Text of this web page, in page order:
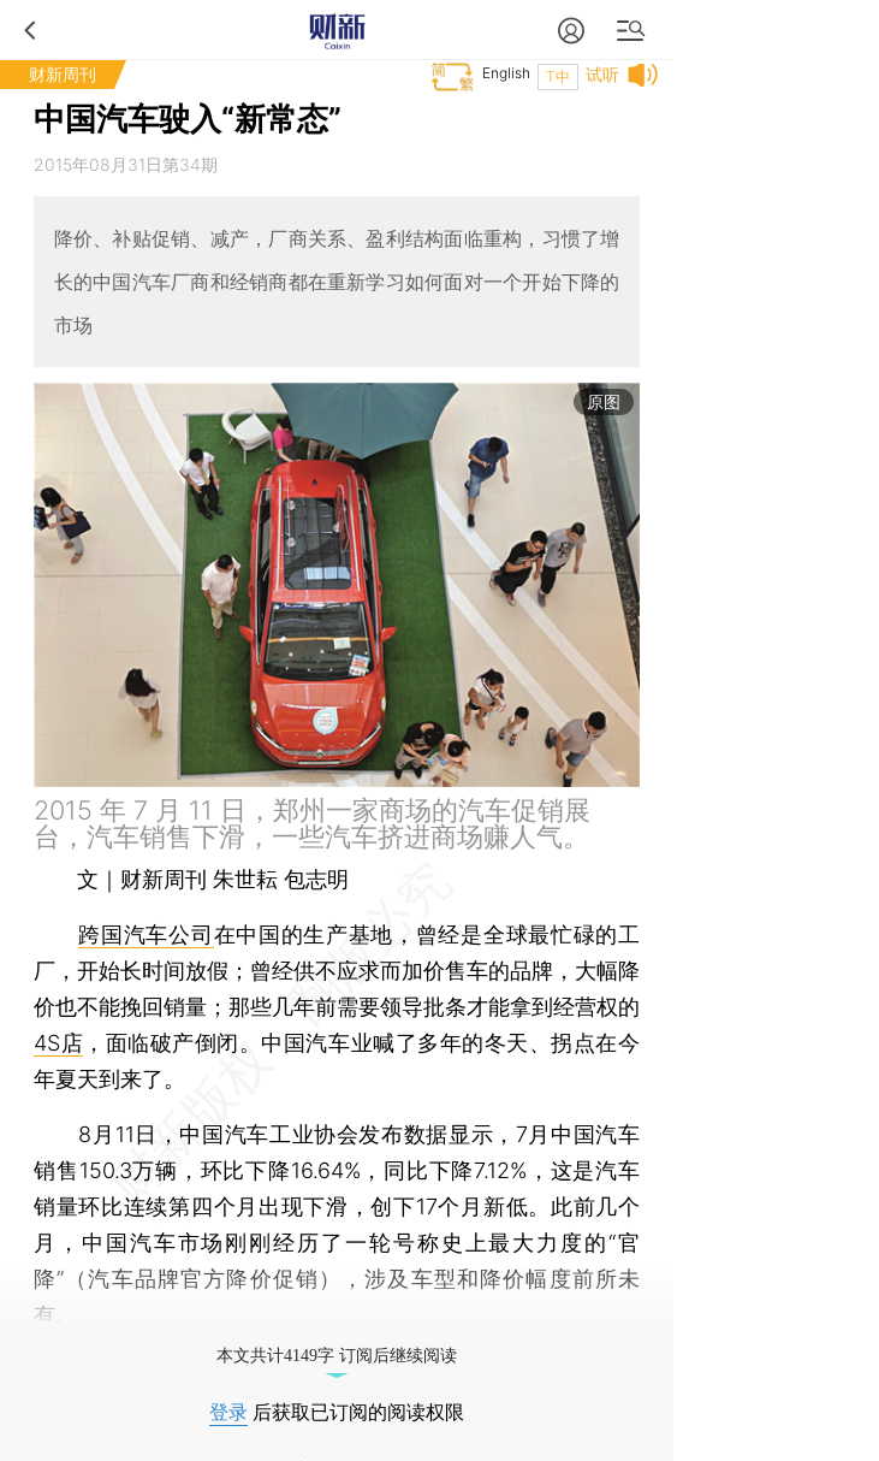
财新周刊 试听
T中
English
中国汽车驶入“新常态”
2015年08月31日第34期
降价、补贴促销、减产，厂商关系、盈利结构面临重构，习惯了增
长的中国汽车厂商和经销商都在重新学习如何面对一个开始下降的
市场
原图
2015 年 7 月 11 日，郑州一家商场的汽车促销展
台，汽车销售下滑，一些汽车挤进商场赚人气。
文｜财新周刊 朱世耘 包志明
跨国汽车公司在中国的生产基地，曾经是全球最忙碌的工
厂，开始长时间放假；曾经供不应求而加价售车的品牌，大幅降
价也不能挽回销量；那些几年前需要领导批条才能拿到经营权的
4S店 ，面临破产倒闭。中国汽车业喊了多年的冬天、拐点在今
年夏天到来了。
8月11日，中国汽车工业协会发布数据显示，7月中国汽车
销售150.3万辆，环比下降16.64%，同比下降7.12%，这是汽车
销量环比连续第四个月出现下滑，创下17个月新低。此前几个
月，中国汽车市场刚刚经历了一轮号称史上最大力度的“官
降”（汽车品牌官方降价促销），涉及车型和降价幅度前所未
有。
本文共计4149字 订阅后继续阅读
登录 后获取已订阅的阅读权限